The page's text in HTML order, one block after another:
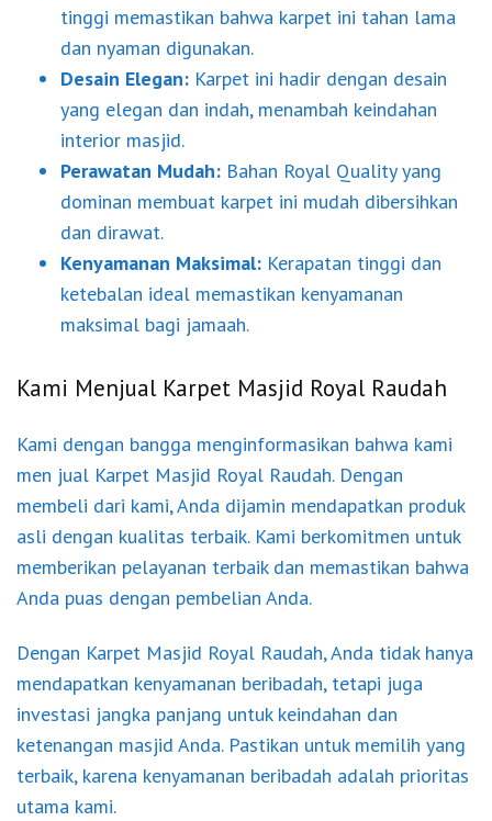
tinggi memastikan bahwa karpet ini tahan lama
dan nyaman digunakan.
Desain Elegan: Karpet ini hadir dengan desain
yang elegan dan indah, menambah keindahan
interior masjid.
Perawatan Mudah: Bahan Royal Quality yang
dominan membuat karpet ini mudah dibersihkan
dan dirawat.
Kenyamanan Maksimal: Kerapatan tinggi dan
ketebalan ideal memastikan kenyamanan
maksimal bagi jamaah.
Kami Menjual Karpet Masjid Royal Raudah
Kami dengan bangga menginformasikan bahwa kami
men jual Karpet Masjid Royal Raudah. Dengan
membeli dari kami, Anda dijamin mendapatkan produk
asli dengan kualitas terbaik. Kami berkomitmen untuk
memberikan pelayanan terbaik dan memastikan bahwa
Anda puas dengan pembelian Anda.
Dengan Karpet Masjid Royal Raudah, Anda tidak hanya
mendapatkan kenyamanan beribadah, tetapi juga
investasi jangka panjang untuk keindahan dan
ketenangan masjid Anda. Pastikan untuk memilih yang
terbaik, karena kenyamanan beribadah adalah prioritas
utama kami.